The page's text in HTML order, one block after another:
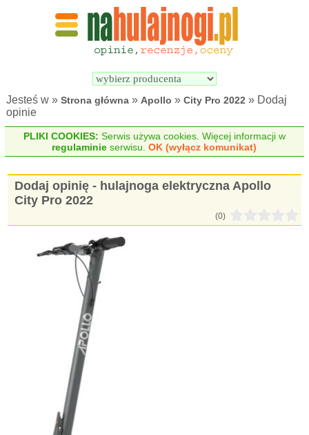
Wyszukiwarka
elektrycznych
Jesteś w »Strona główna » Apollo »City Pro 2022 » Dodaj
opinie
PLIKI COOKIES: Serwis używa cookies. Więcej informacji w
regulaminie serwisu.OK (wyłącz komunikat)
Dodaj opinię - hulajnoga elektryczna Apollo
City Pro 2022
(0)